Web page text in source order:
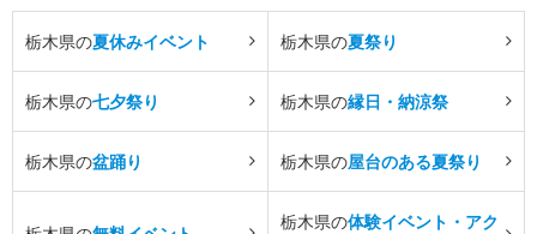
栃木県の夏休みイベント 栃木県の夏祭り
栃木県の七夕祭り 栃木県の縁日・納涼祭
栃木県の盆踊り 栃木県の屋台のある夏祭り
栃木県の体験イベント・アク